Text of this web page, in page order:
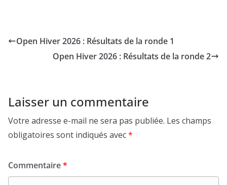
Open Hiver 2026 : Résultats de la ronde 1
Open Hiver 2026 : Résultats de la ronde 2
Laisser un commentaire
Votre adresse e-mail ne sera pas publiée. Les champs
obligatoires sont indiqués avec*
Commentaire*